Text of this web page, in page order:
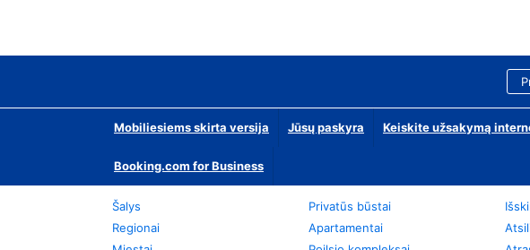
Mobiliesiems skirta versija Jūsų paskyra Keiskite užsakymą
Booking.com for Business
Šalys
Regionai
Privatūs būstai
Apartamentai